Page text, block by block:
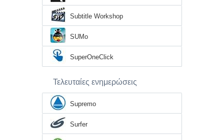
Subtitle Workshop
SUMo
SuperOneClick
Τελευταίες ενημερώσεις
Supremo
Surfer